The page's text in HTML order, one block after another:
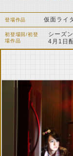
登場作品 仮面ライ
初登場回/初登
場作品
シーズ
4月1日